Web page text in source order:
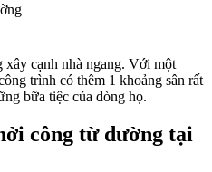
cạnh nhà ngang. Với một
trình có thêm 1 khoảng sân rất
bữa tiệc của dòng họ.
công từ dường tại